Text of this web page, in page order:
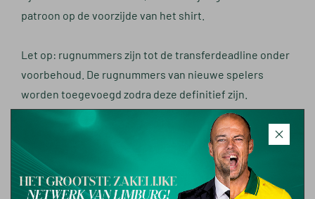
patroon op de voorzijde van het shirt.
Let op: rugnummers zijn tot de transferdeadline onder
voorbehoud. De rugnummers van nieuwe spelers
worden toegevoegd zodra deze definitief zijn.
Pre-orderen
Fortuna is momenteel druk in de weer met het
vastleggen van een hoofdsponsor. Door deze
ontwikkelingen zullen de shirts voorlopig nog niet